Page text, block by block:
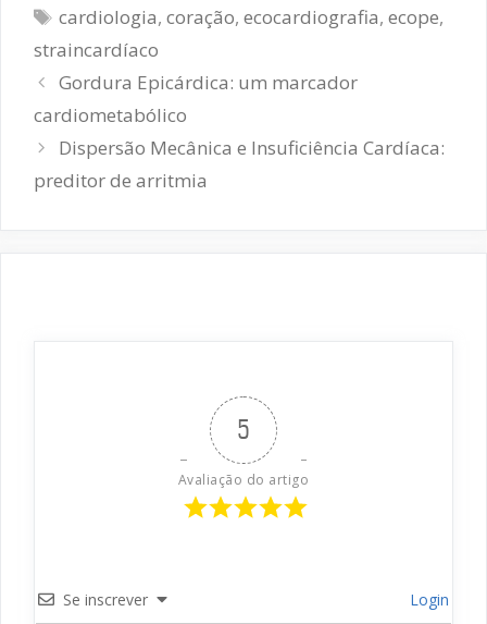
Tags
cardiologia,coração,ecocardiografia,ecope,
straincardíaco
Navegação
de
Gordura Epicárdica: um marcador
cardiometabólico
Dispersão Mecânica e Insuficiência Cardíaca:
preditor de arritmia
5
Avaliação do artigo
Se inscrever Login